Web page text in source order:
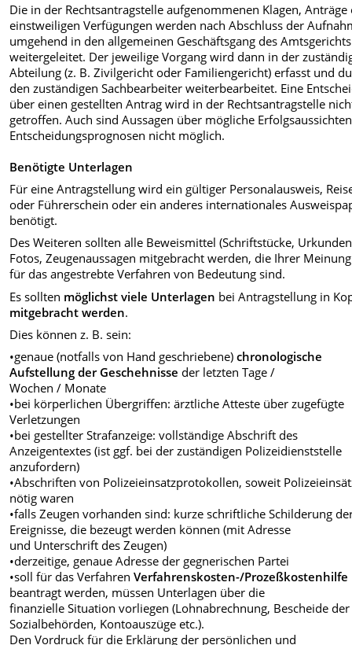
Die in der Rechtsantragstelle aufgenommenen Klagen, Anträge
einstweiligen Verfügungen werden nach Abschluss der
umgehend in den allgemeinen Geschäftsgang des Amtsgerichts
weitergeleitet. Der jeweilige Vorgang wird dann in der
Abteilung (z. B. Zivilgericht oder Familiengericht) erfasst und
den zuständigen Sachbearbeiter weiterbearbeitet. Eine
über einen gestellten Antrag wird in der Rechtsantragstelle
getroffen. Auch sind Aussagen über mögliche
Entscheidungsprognosen nicht möglich.
Benötigte Unterlagen
Für eine Antragstellung wird ein gültiger Personalausweis,
oder Führerschein oder ein anderes internationales
benötigt.
Des Weiteren sollten alle Beweismittel (Schriftstücke,
Fotos, Zeugenaussagen mitgebracht werden, die Ihrer
für das angestrebte Verfahren von Bedeutung sind.
Es sollten möglichst viele Unterlagen bei Antragstellung in
mitgebracht werden.
Dies können z. B. sein:
•genaue (notfalls von Hand geschriebene)chronologische
Aufstellung der Geschehnisse der letzten Tage /
Wochen / Monate
•bei körperlichen Übergriffen: ärztliche Atteste über zugefügte
Verletzungen
•bei gestellter Strafanzeige: vollständige Abschrift des
Anzeigentextes (ist ggf. bei der zuständigen Polizeidienststelle
anzufordern)
•Abschriften von Polizeieinsatzprotokollen, soweit
nötig waren
•falls Zeugen vorhanden sind: kurze schriftliche Schilderung
Ereignisse, die bezeugt werden können (mit Adresse
und Unterschrift des Zeugen)
•derzeitige, genaue Adresse der gegnerischen Partei
•soll für das VerfahrenVerfahrenskosten-/Prozeßkostenhilfe
beantragt werden, müssen Unterlagen über die
finanzielle Situation vorliegen (Lohnabrechnung, Bescheide der
Sozialbehörden, Kontoauszüge etc.).
Den Vordruck für die Erklärung der persönlichen und